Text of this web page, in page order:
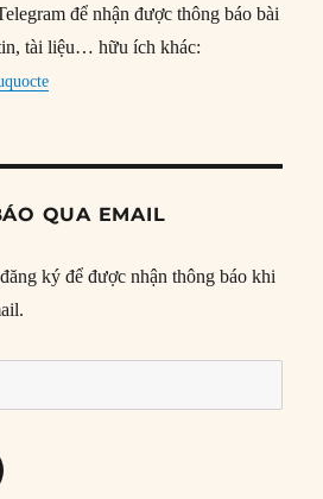
để nhận được thông báo bài
tài liệu… hữu ích khác:
QUA EMAIL
ký để được nhận thông báo khi